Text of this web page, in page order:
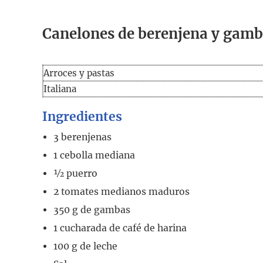
Canelones de berenjena y
Arroces y pastas
Italiana
Ingredientes
3 berenjenas
1 cebolla mediana
½ puerro
2 tomates medianos maduros
350 g de gambas
1 cucharada de café de harina
100 g de leche